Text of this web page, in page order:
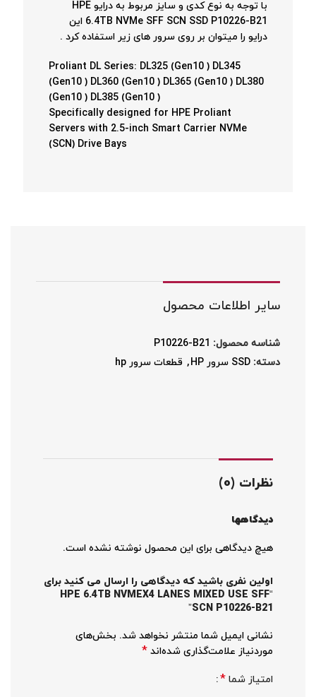
با توجه به نوع کدی و سایز مربوط به درایو HPE
6.4TB NVMe SFF SCN SSD P10226-B21 این
درایو را میتوان بر روی سرور های زیر استفاده کرد .
Proliant DL Series: DL325 (Gen10 ) DL345
(Gen10 ) DL360 (Gen10 ) DL365 (Gen10 ) DL380
(Gen10 ) DL385 (Gen10 )
Specifically designed for HPE Proliant
Servers with 2.5-inch Smart Carrier NVMe
(SCN) Drive Bays
سایر اطلاعات محصول
شناسه محصول: P10226-B21
دسته: SSD سرور HP , قطعات سرور hp
نظرات (0)
دیدگاهها
هیچ دیدگاهی برای این محصول نوشته نشده است.
اولین نفری باشید که دیدگاهی را ارسال می کنید برای
“HPE 6.4TB NVMEX4 LANES MIXED USE SFF
SCN P10226-B21”
نشانی ایمیل شما منتشر نخواهد شد. بخش‌های
موردنیاز علامت‌گذاری شده‌اند *
امتیاز شما *